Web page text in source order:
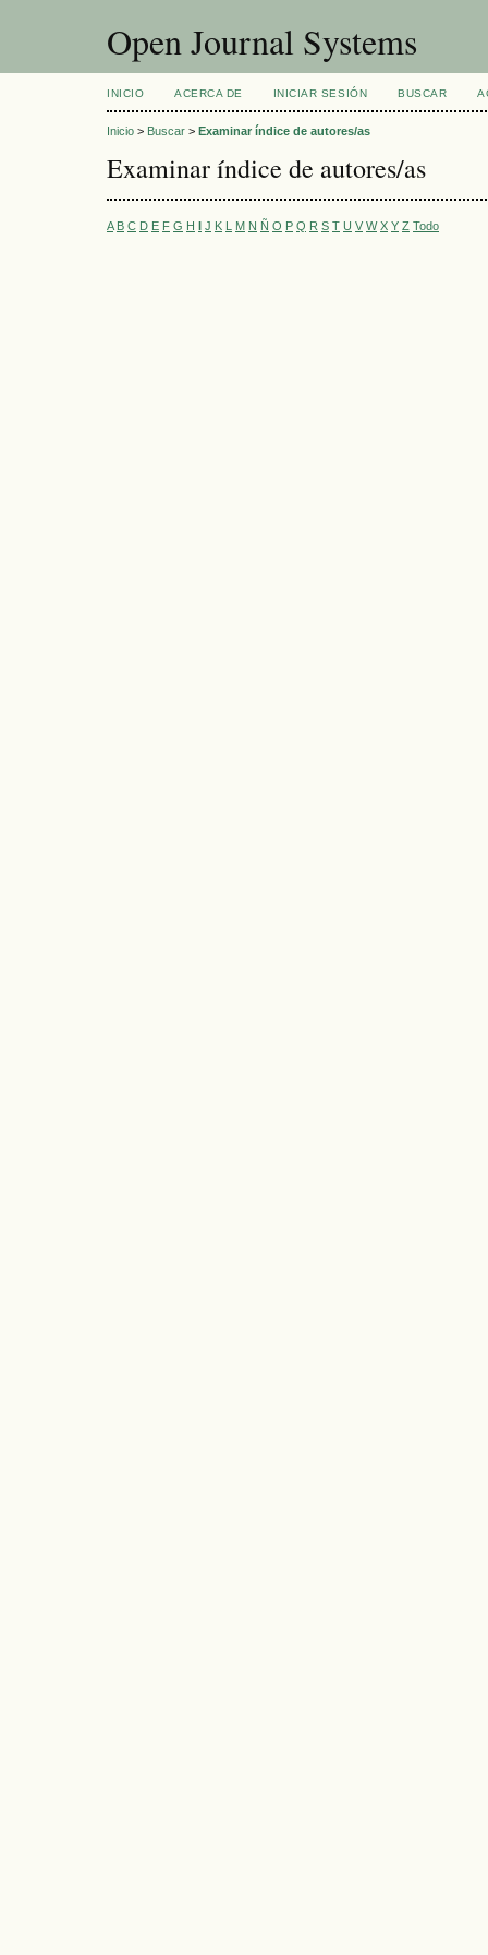
Open Journal Systems
INICIO ACERCA DE INICIAR SESIÓN BUSCAR
Inicio > Buscar > Examinar índice de autores/as
Examinar índice de autores/as
A B C D E F G H I J K L M N Ñ O P Q R S T U V W X Y Z Todo